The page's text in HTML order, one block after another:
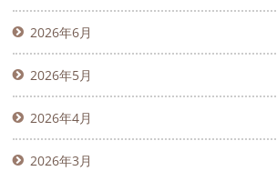
2026年6月
2026年5月
2026年4月
2026年3月